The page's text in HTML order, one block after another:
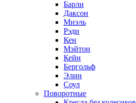
Барли
Даксон
Миэль
Рэди
Кен
Мэйтон
Кейн
Бергольф
Элин
Соул
Поворотные